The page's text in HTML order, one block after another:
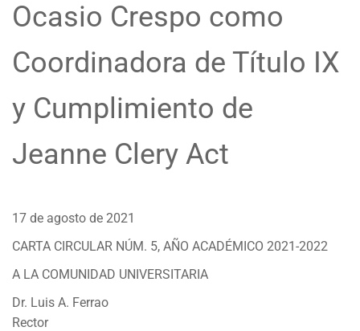
Ocasio Crespo como
Coordinadora de Título IX
y Cumplimiento de
Jeanne Clery Act
17 de agosto de 2021
CARTA CIRCULAR NÚM. 5, AÑO ACADÉMICO 2021-2022
A LA COMUNIDAD UNIVERSITARIA
Dr. Luis A. Ferrao
Rector